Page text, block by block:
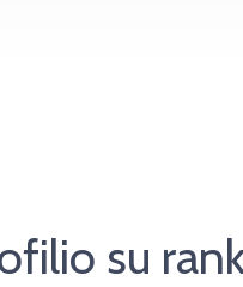
su